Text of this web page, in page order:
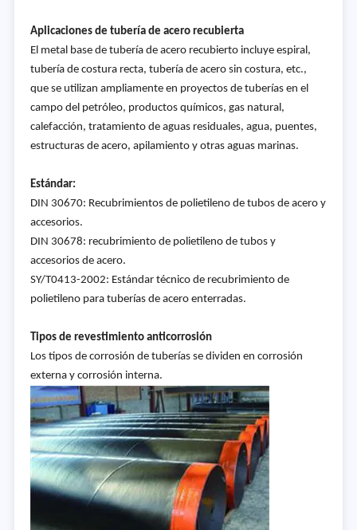
Aplicaciones de tubería de acero recubierta
El metal base de tubería de acero recubierto incluye espiral,
tubería de costura recta, tubería de acero sin costura, etc.,
que se utilizan ampliamente en proyectos de tuberías en el
campo del petróleo, productos químicos, gas natural,
calefacción, tratamiento de aguas residuales, agua, puentes,
estructuras de acero, apilamiento y otras aguas marinas.
Estándar:
DIN 30670: Recubrimientos de polietileno de tubos de acero y
accesorios.
DIN 30678: recubrimiento de polietileno de tubos y
accesorios de acero.
SY/T0413-2002: Estándar técnico de recubrimiento de
polietileno para tuberías de acero enterradas.
Tipos de revestimiento anticorrosión
Los tipos de corrosión de tuberías se dividen en corrosión
externa y corrosión interna.